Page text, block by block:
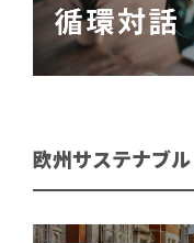
欧州サステナブ